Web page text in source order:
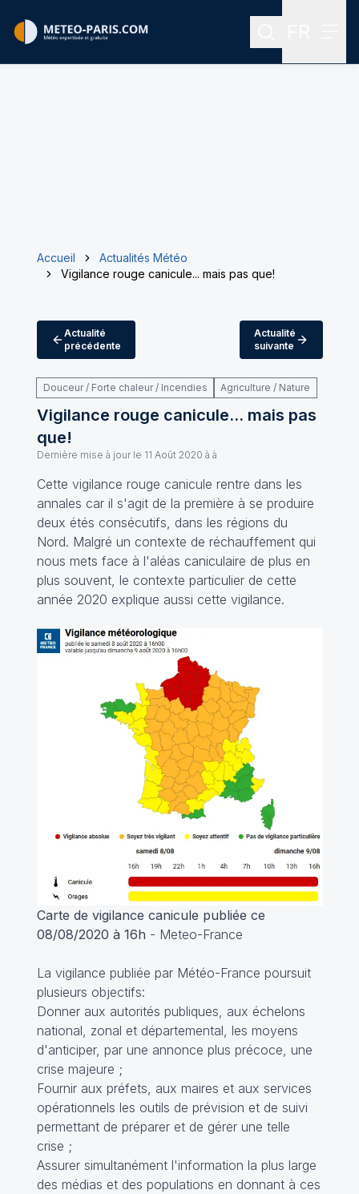
Rechercher
Accueil
Actualités Météo
Vigilance rouge canicule... mais pas que!
Actualité
précédente
Actualité
suivante
Douceur / Forte chaleur / Incendies Agriculture / Nature
Vigilance rouge canicule... mais pas
que!
Dernière mise à jour le 11 Août 2020 à à
Cette vigilance rouge canicule rentre dans les
annales car il s'agit de la première à se produire
deux étés consécutifs, dans les régions du
Nord. Malgré un contexte de réchauffement qui
nous mets face à l'aléas caniculaire de plus en
plus souvent, le contexte particulier de cette
année 2020 explique aussi cette vigilance.
Carte de vigilance canicule publiée ce
08/08/2020 à 16h - Meteo-France
La vigilance publiée par Météo-France poursuit
plusieurs objectifs:
Donner aux autorités publiques, aux échelons
national, zonal et départemental, les moyens
d'anticiper, par une annonce plus précoce, une
crise majeure ;
Fournir aux préfets, aux maires et aux services
opérationnels les outils de prévision et de suivi
permettant de préparer et de gérer une telle
crise ;
Assurer simultanément l'information la plus large
des médias et des populations en donnant à ces